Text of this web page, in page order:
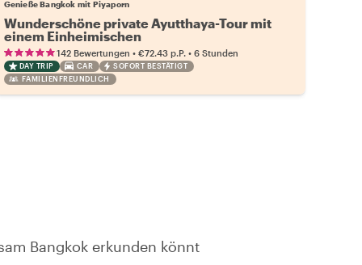
Genieße Bangkok mit Piyaporn
Wunderschöne private Ayutthaya-Tour mit
einem Einheimischen
142 Bewertungen • €72.43 p.P. • 6 Stunden
DAY TRIP CAR
SOFORT BESTÄTIGT
FAMILIENFREUNDLICH
Bangkok erkunden könnt